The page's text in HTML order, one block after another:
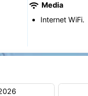
Media
Internet WiFi.